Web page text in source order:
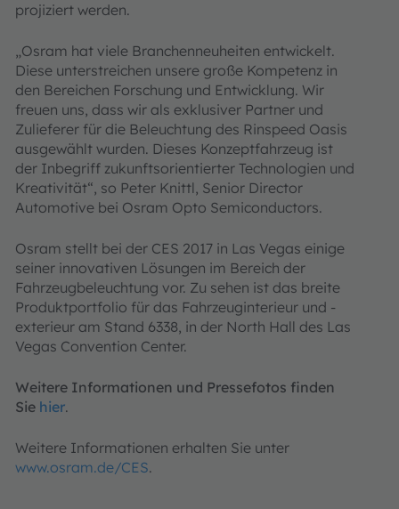
projiziert werden.
„Osram hat viele Branchenneuheiten entwickelt.
Diese unterstreichen unsere große Kompetenz in
den Bereichen Forschung und Entwicklung. Wir
freuen uns, dass wir als exklusiver Partner und
Zulieferer für die Beleuchtung des Rinspeed Oasis
ausgewählt wurden. Dieses Konzeptfahrzeug ist
der Inbegriff zukunftsorientierter Technologien und
Kreativität“, so Peter Knittl, Senior Director
Automotive bei Osram Opto Semiconductors.
Osram stellt bei der CES 2017 in Las Vegas einige
seiner innovativen Lösungen im Bereich der
Fahrzeugbeleuchtung vor. Zu sehen ist das breite
Produktportfolio für das Fahrzeuginterieur und -
exterieur am Stand 6338, in der North Hall des Las
Vegas Convention Center.
Weitere Informationen und Pressefotos finden
Sie hier.
Weitere Informationen erhalten Sie unter
www.osram.de/CES.